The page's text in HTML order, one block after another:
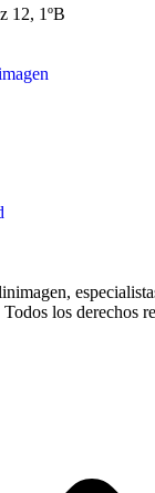
12, 1ºB
los derechos